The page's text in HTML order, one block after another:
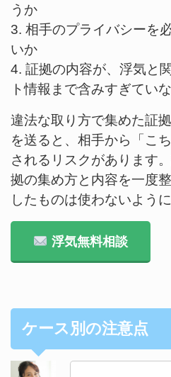
うか
3. 相手のプライバシーを
いか
4. 証拠の内容が、浮気と
ト情報まで含みすぎてい
違法な取り方で集めた証
を送ると、相手から「こ
されるリスクがあります
拠の集め方と内容を一度
したものは使わないよう
浮気無料相談
ケース別の注意点